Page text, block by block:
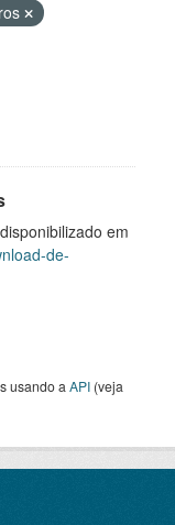
em
de-
usando a API (veja